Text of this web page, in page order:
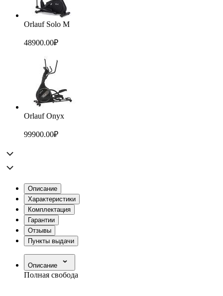
Orlauf Solo M
48900.00₽
Orlauf Onyx
99900.00₽
Описание
Характеристики
Комплектация
Гарантии
Отзывы
Пункты выдачи
Описание
Полная свобода